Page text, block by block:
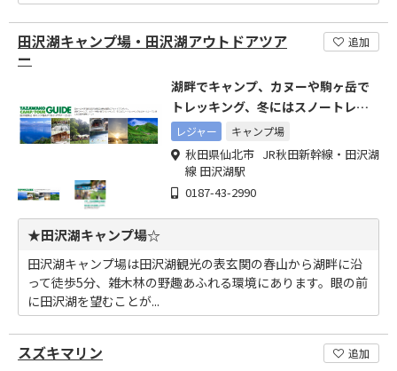
田沢湖キャンプ場・田沢湖アウトドアツア
ー
追加
湖畔でキャンプ、カヌーや駒ヶ岳で
トレッキング、冬にはスノートレッ
キングなどが楽しめる！
レジャー キャンプ場
秋田県仙北市 JR秋田新幹線・田沢湖
線 田沢湖駅
0187-43-2990
★田沢湖キャンプ場☆
田沢湖キャンプ場は田沢湖観光の表玄関の春山から湖畔に沿
って徒歩5分、雑木林の野趣あふれる環境にあります。眼の前
に田沢湖を望むことが...
スズキマリン 追加